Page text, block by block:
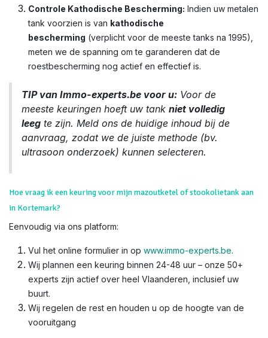
Controle Kathodische Bescherming: Indien uw metalen
tank voorzien is van kathodische
bescherming (verplicht voor de meeste tanks na 1995),
meten we de spanning om te garanderen dat de
roestbescherming nog actief en effectief is.
TIP van Immo-experts.be voor u: Voor de
meeste keuringen hoeft uw tank niet volledig
leeg te zijn. Meld ons de huidige inhoud bij de
aanvraag, zodat we de juiste methode (bv.
ultrasoon onderzoek) kunnen selecteren.
Hoe vraag ik een keuring voor mijn mazoutketel of stookolietank aan
in Kortemark?
Eenvoudig via ons platform:
Vul het online formulier in op www.immo-experts.be.
Wij plannen een keuring binnen 24-48 uur – onze 50+
experts zijn actief over heel Vlaanderen, inclusief uw
buurt.
Wij regelen de rest en houden u op de hoogte van de
vooruitgang